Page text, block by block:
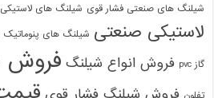
شیلنگ های صنعتی فشار قوی شیلنگ های لاستیکی
لاستیکی صنعتی شیلنگ های پنوماتیک
گاز pvc فروش انواع شیلنگ فروش